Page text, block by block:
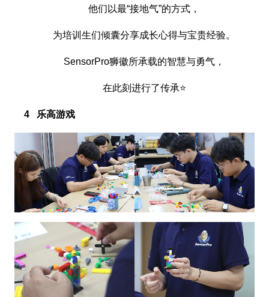
他们以最“接地气”的方式，
为培训生们倾囊分享成长心得与宝贵经验。
SensorPro狮徽所承载的智慧与勇气，
在此刻进行了传承⭐
4 乐高游戏